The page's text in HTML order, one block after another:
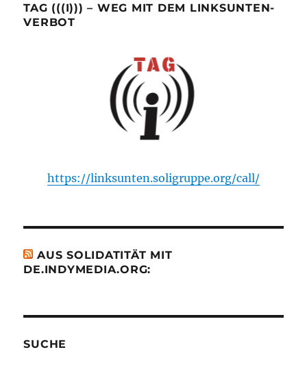
TAG (((I))) – WEG MIT DEM LINKSUNTEN-
VERBOT
https://linksunten.soligruppe.org/call/
AUS SOLIDATITÄT MIT
DE.INDYMEDIA.ORG:
SUCHE